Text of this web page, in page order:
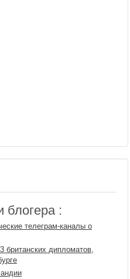
:
телеграм-каналы о
британских дипломатов,